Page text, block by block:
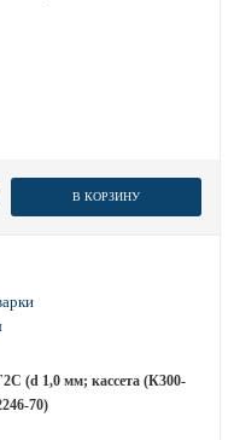
В КОРЗИНУ
(d 1,0 мм; кассета (К300-
70)